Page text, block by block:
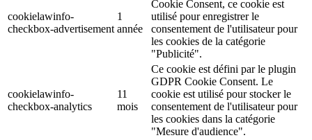
cookielawinfo-
checkbox-advertisement
1
année
Cookie Consent, ce cookie est
utilisé pour enregistrer le
consentement de l'utilisateur pour
les cookies de la catégorie
"Publicité".
cookielawinfo-
checkbox-analytics
11
mois
Ce cookie est défini par le plugin
GDPR Cookie Consent. Le
cookie est utilisé pour stocker le
consentement de l'utilisateur pour
les cookies dans la catégorie
"Mesure d'audience".